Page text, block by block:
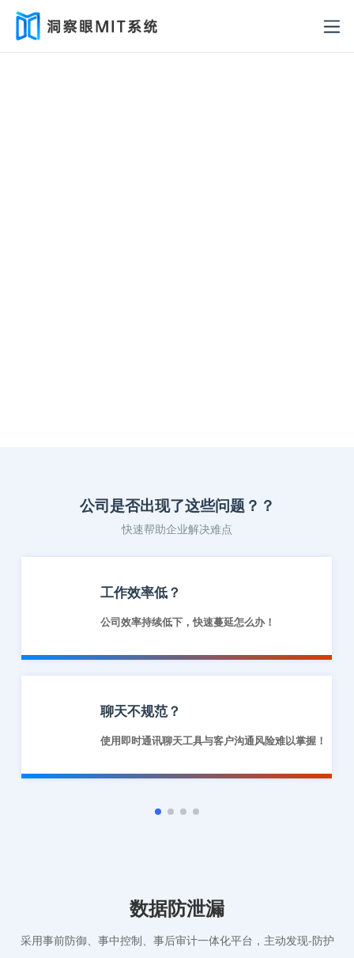
公司是否出现了这些问题？？
快速帮助企业解决难点
工作效率低？
公司效率持续低下，快速蔓延怎么办！
聊天不规范？
使用即时通讯聊天工具与客户沟通风险难以掌握！
数据防泄漏
采用事前防御、事中控制、事后审计一体化平台，主动发现-防护